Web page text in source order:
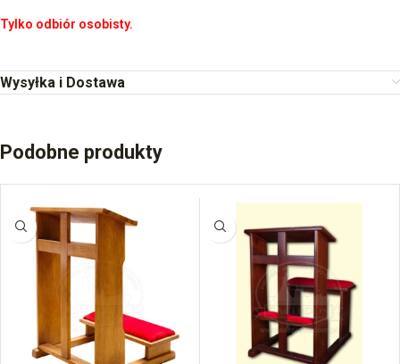
Tylko odbiór osobisty.
Wysyłka i Dostawa
Podobne produkty